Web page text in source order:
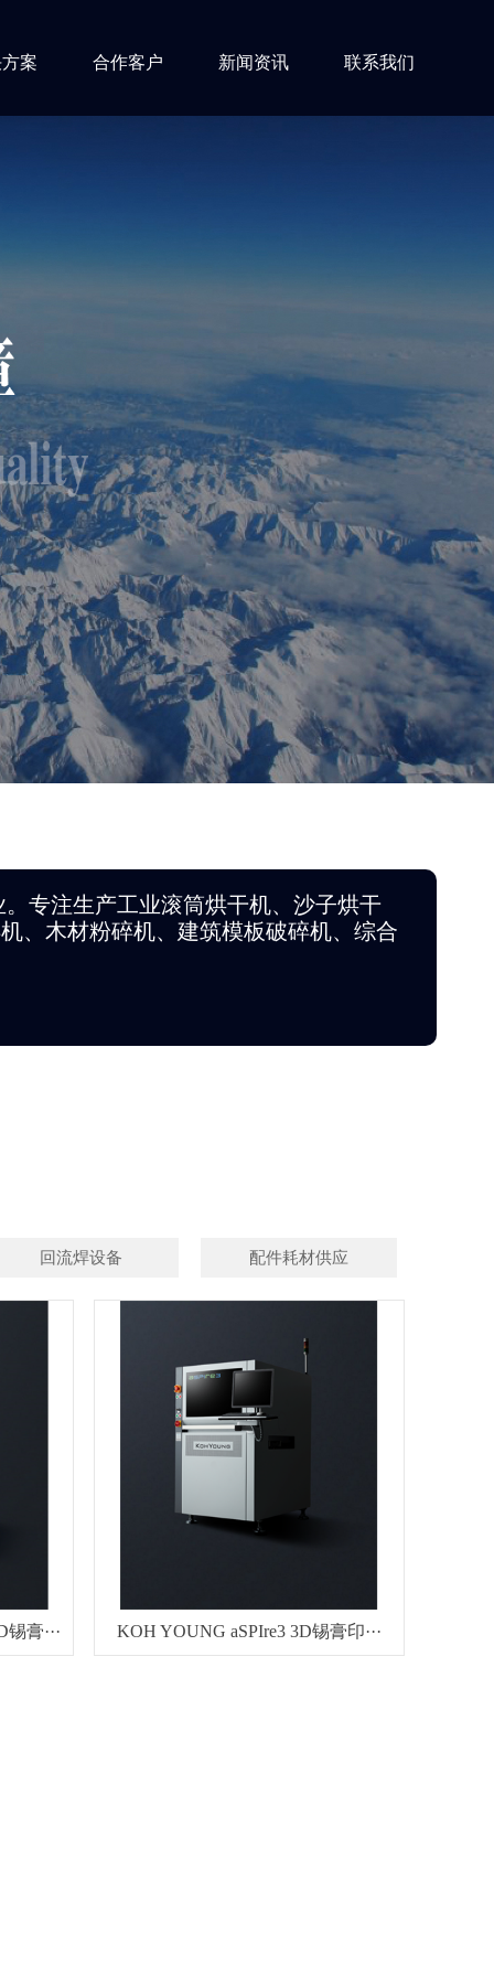
案 合作客户 新闻资讯 联系我们
专注生产工业滚筒烘干机、沙子烘干
、木材粉碎机、建筑模板破碎机、综合
回流焊设备 配件耗材供应
膏··· KOH YOUNG aSPIre3 3D锡膏印···